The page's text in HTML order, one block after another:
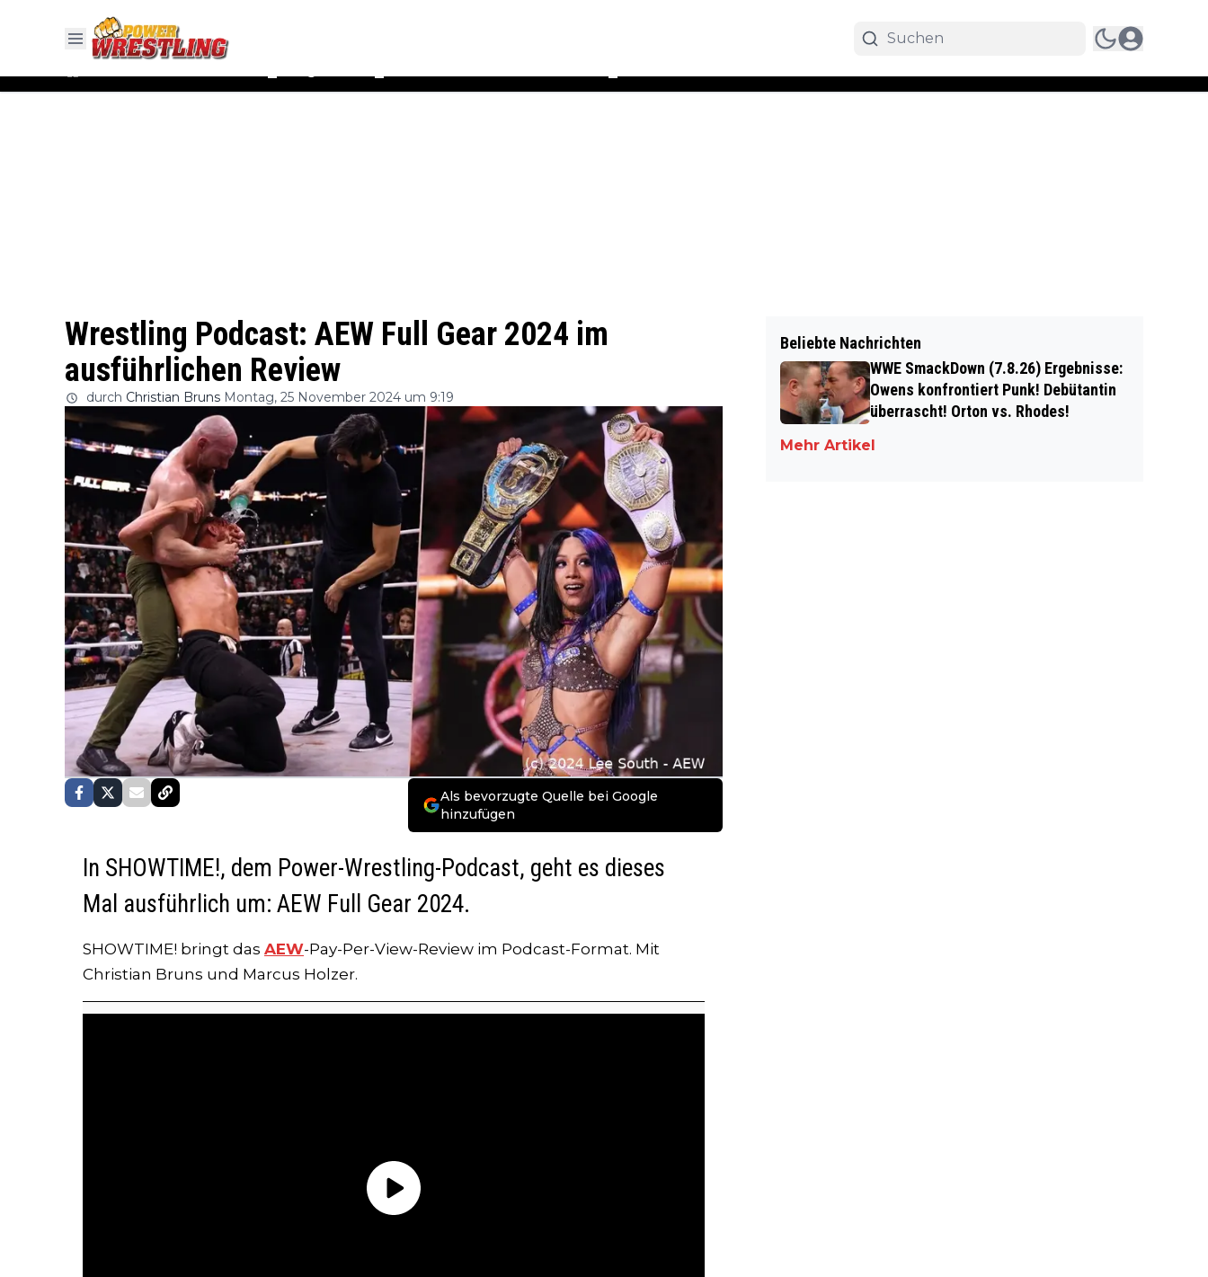
Wrestling Podcast: AEW Full Gear 2024 im
ausführlichen Review
durch Christian Bruns Montag, 25 November 2024 um 9:19
Als bevorzugte Quelle bei Google
hinzufügen
In SHOWTIME!, dem Power-Wrestling-Podcast, geht es dieses
Mal ausführlich um: AEW Full Gear 2024.
SHOWTIME! bringt das AEW-Pay-Per-View-Review im Podcast-Format. Mit
Christian Bruns und Marcus Holzer.
Beliebte Nachrichten
WWE SmackDown (7.8.26) Ergebnisse:
Owens konfrontiert Punk! Debütantin
überrascht! Orton vs. Rhodes!
Mehr Artikel